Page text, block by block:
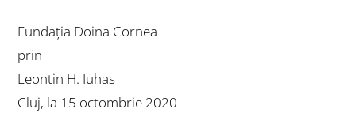
Fundația Doina Cornea
prin
Leontin H. Iuhas
Cluj, la 15 octombrie 2020